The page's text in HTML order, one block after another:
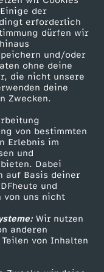
der
erforderlich
dürfen wir
und/oder
ohne deine
die nicht unsere
deine
Zwecken.
von bestimmten
Erlebnis im
und
Dabei
auf Basis deiner
und
von uns nicht
Wir nutzen
anderen
von Inhalten
zum ZDF